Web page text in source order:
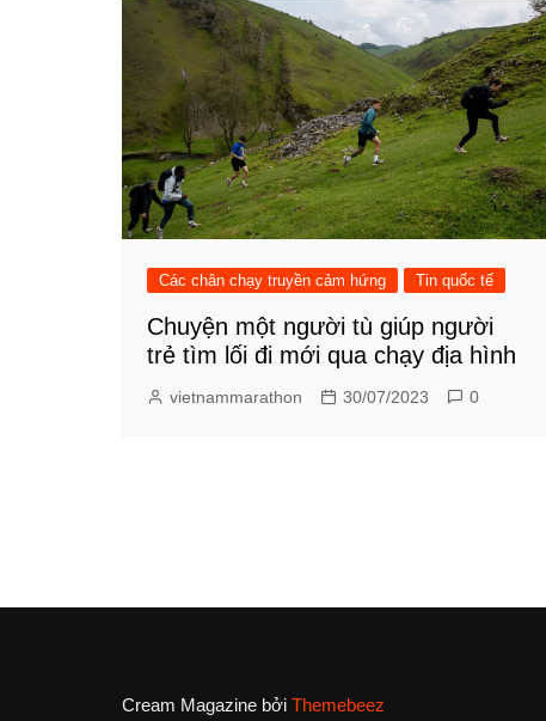
Các chân chạy truyền cảm hứng Tin quốc tế
Chuyện một người tù giúp người
trẻ tìm lối đi mới qua chạy địa hình
vietnammarathon 30/07/2023 0
Cream Magazine bởi Themebeez